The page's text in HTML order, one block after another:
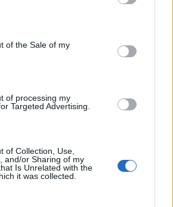
to Google and its third-party tags to
specified purposes in below Google
of the Sale of my
of processing my
Targeted Advertising.
of Collection, Use,
and/or Sharing of my
Is Unrelated with the
it was collected.